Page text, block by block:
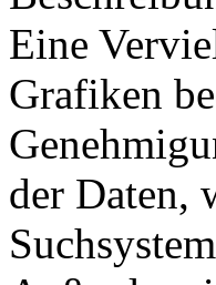
Eine
Grafiken
der Daten,